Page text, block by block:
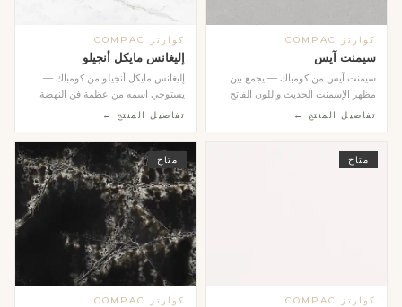
كوارتز COMPAC
سيمنت آيس
سيمنت آيس من كومباك — يجمع بين
مظهر الإسمنت الحديث واللون الفاتح
البارد في تصميم...
تفاصيل المنتج ←
كوارتز COMPAC
إليغانس مايكل أنجيلو
إليغانس مايكل أنجيلو من كومباك —
يستوحي اسمه من عظمة فن النهضة
الإيطالية. عروق ف...
تفاصيل المنتج ←
متاح
كوارتز COMPAC
متاح
كوارتز COMPAC